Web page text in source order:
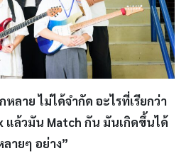
ลาย ไม่ได้จำกัด อะไรที่เรียกว่า
แล้วมัน Match กัน มันเกิดขึ้นได้
ลายๆ อย่าง”